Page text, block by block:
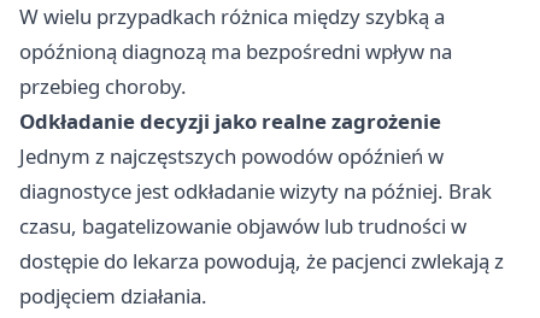
W wielu przypadkach różnica między szybką a
opóźnioną diagnozą ma bezpośredni wpływ na
przebieg choroby.
Odkładanie decyzji jako realne zagrożenie
Jednym z najczęstszych powodów opóźnień w
diagnostyce jest odkładanie wizyty na później. Brak
czasu, bagatelizowanie objawów lub trudności w
dostępie do lekarza powodują, że pacjenci zwlekają z
podjęciem działania.